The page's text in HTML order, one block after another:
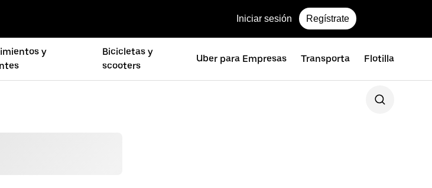
Iniciar sesión Regístrate
y
Bicicletas y
scooters
Uber para Empresas Transporta Flotilla